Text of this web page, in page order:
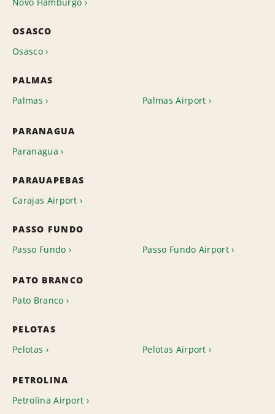
OSASCO
Osasco
PALMAS
Palmas
Palmas Airport
PARANAGUA
Paranagua
PARAUAPEBAS
Carajas Airport
PASSO FUNDO
Passo Fundo
Passo Fundo Airport
PATO BRANCO
Pato Branco
PELOTAS
Pelotas
Pelotas Airport
PETROLINA
Petrolina Airport